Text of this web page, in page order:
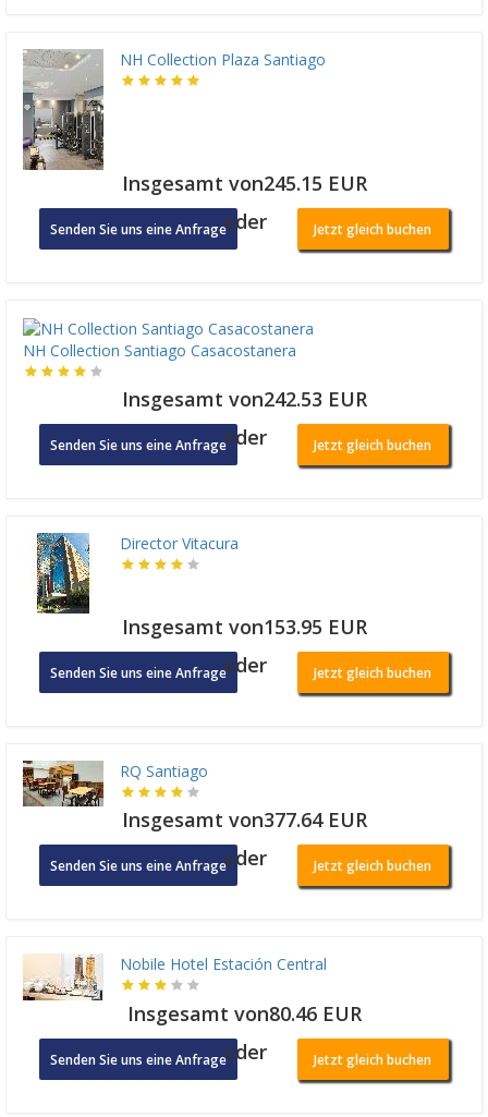
NH Collection Plaza Santiago
Insgesamt von245.15 EUR
Senden Sie uns eine Anfrageoder Jetzt gleich buchen
NH Collection Santiago Casacostanera
Insgesamt von242.53 EUR
Senden Sie uns eine Anfrageoder Jetzt gleich buchen
Director Vitacura
Insgesamt von153.95 EUR
Senden Sie uns eine Anfrageoder Jetzt gleich buchen
RQ Santiago
Insgesamt von377.64 EUR
Senden Sie uns eine Anfrageoder Jetzt gleich buchen
Nobile Hotel Estación Central
Insgesamt von80.46 EUR
Senden Sie uns eine Anfrageoder Jetzt gleich buchen